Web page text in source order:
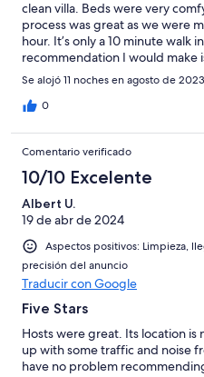
clean villa. Beds were very
process was great as we were
hour. It’s only a 10 minute walk
recommendation I would make
outside.
Se alojó 11 noches en agosto de 2023
0
Comentario verificado
10/10 Excelente
Albert U.
19 de abr de 2024
Aspectos positivos: Limpieza,
precisión del anuncio
Traducir con Google
Five Stars
Hosts were great. Its location
up with some traffic and noise
have no problem